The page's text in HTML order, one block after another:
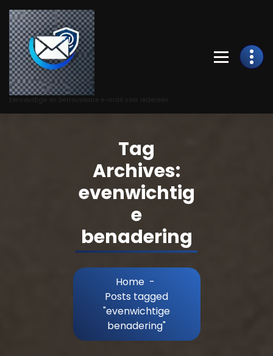
Skip
to
Content
Tag
Archives:
evenwichtig
e
benadering
Home -
Posts tagged
"evenwichtige
benadering"